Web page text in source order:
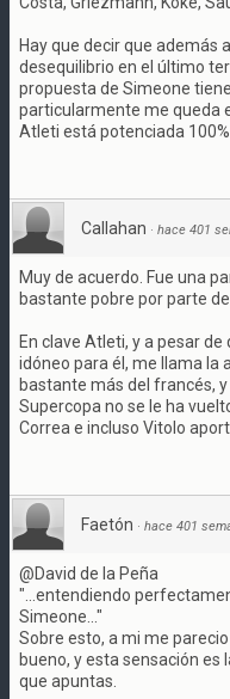
Hay que decir que además
desequilibrio en el último
propuesta de Simeone
particularmente me queda
Atleti está potenciada 100%.
Callahan · hace 401
Muy de acuerdo. Fue una
bastante pobre por parte de
En clave Atleti, y a pesar
idóneo para él, me llama la
bastante más del francés,
Supercopa no se le ha
Correa e incluso Vitolo
Faetón · hace 401
@David de la Peña
"...entendiendo
Simeone..."
Sobre esto, a mi me
bueno, y esta sensación
que apuntas.